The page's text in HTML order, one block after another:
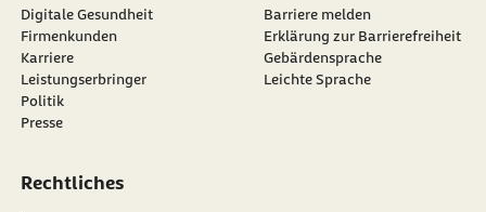
Digitale Gesundheit
Firmenkunden
Karriere
Leistungserbringer
Politik
Presse
Barriere melden
Erklärung zur Barrierefreiheit
Gebärdensprache
Leichte Sprache
Rechtliches